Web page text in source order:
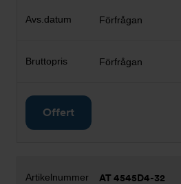
Förfrågan
Förfrågan
Offert
AT 4545D4-32